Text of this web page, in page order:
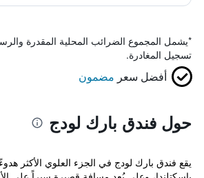
*يشمل المجموع الضرائب المحلية المقدرة
تسجيل المغادرة.
أفضل سعر مضمون
حول فندق بارك لودج
يقع فندق بارك لودج في الجزء العلوي الأكثر